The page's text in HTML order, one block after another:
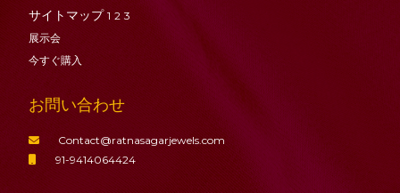
サイトマップ 1 2 3
展示会
今すぐ購入
お問い合わせ
Contact@ratnasagarjewels.com
91-9414064424